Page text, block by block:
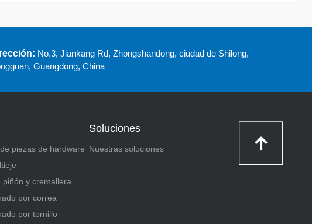
No.3, Jiankang Rd, Zhongshandong, ciudad de Shilong,
Guangdong, China
piezas de hardware
piñón y cremallera
por correa
por tornillo
Soluciones
Nuestras soluciones